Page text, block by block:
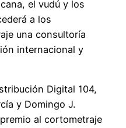
el vudú y los
a los
una consultoría
internacional y
Digital 104,
y Domingo J.
al cortometraje